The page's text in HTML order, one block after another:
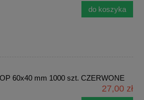
do koszyka
60x40 mm 1000 szt. CZERWONE
27,00 zł